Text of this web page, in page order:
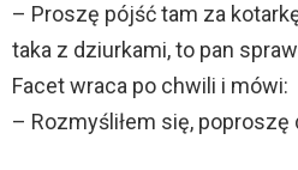
– Proszę pójść tam za
taka z dziurkami, to pan
Facet wraca po chwili i mówi:
– Rozmyśliłem się, poproszę